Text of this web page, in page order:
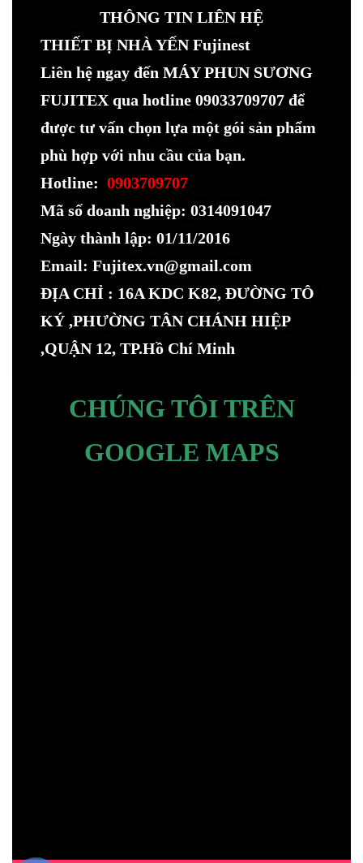
THÔNG TIN LIÊN HỆ
THIẾT BỊ NHÀ YẾN Fujinest
Liên hệ ngay đến MÁY PHUN SƯƠNG
FUJITEX qua hotline 09033709707 để
được tư vấn chọn lựa một gói sản phẩm
phù hợp với nhu cầu của bạn.
Hotline: 0903709707
Mã số doanh nghiệp: 0314091047
Ngày thành lập: 01/11/2016
Email: Fujitex.vn@gmail.com
ĐỊA CHỈ : 16A KDC K82, ĐƯỜNG TÔ
KÝ ,PHƯỜNG TÂN CHÁNH HIỆP
,QUẬN 12, TP.Hồ Chí Minh
CHÚNG TÔI TRÊN
GOOGLE MAPS